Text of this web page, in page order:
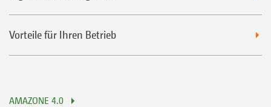
Vorteile für Ihren Betrieb
AMAZONE 4.0